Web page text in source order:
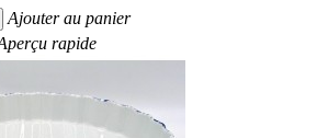
Ajouter au panier
rapide